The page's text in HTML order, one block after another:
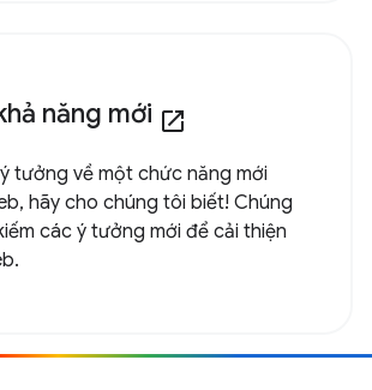
năng mới open_in_new
tưởng về một chức năng mới
hãy cho chúng tôi biết! Chúng
các ý tưởng mới để cải thiện